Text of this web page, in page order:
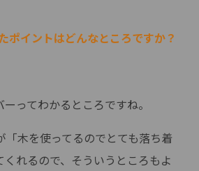
ポイントはどんなところですか？
ってわかるところですね。
「木を使ってるのでとても落ち着
くれるので、そういうところもよ